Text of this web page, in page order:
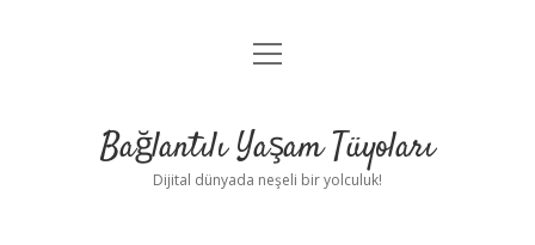
Anasayfa
Yasal Uyarı
menüyü
Bağlantılı Yaşam Tüyoları
Dijital dünyada neşeli bir yolculuk!